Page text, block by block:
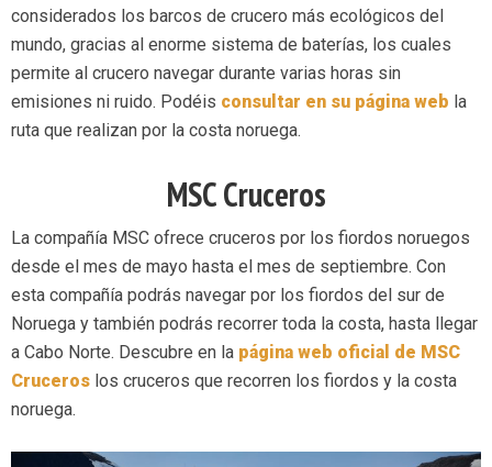
considerados los barcos de crucero más ecológicos del
mundo, gracias al enorme sistema de baterías, los cuales
permite al crucero navegar durante varias horas sin
emisiones ni ruido. Podéis consultar en su página web la
ruta que realizan por la costa noruega.
MSC Cruceros
La compañía MSC ofrece cruceros por los fiordos noruegos
desde el mes de mayo hasta el mes de septiembre. Con
esta compañía podrás navegar por los fiordos del sur de
Noruega y también podrás recorrer toda la costa, hasta llegar
a Cabo Norte. Descubre en la página web oficial de MSC
Cruceros los cruceros que recorren los fiordos y la costa
noruega.